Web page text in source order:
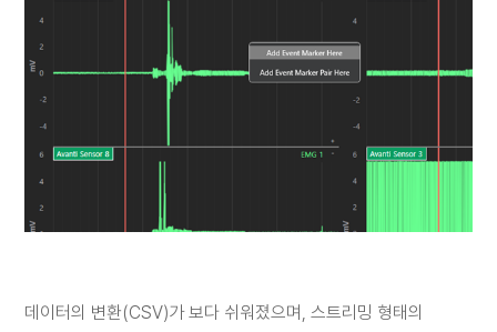
데이터의 변환(CSV)가 보다 쉬워졌으며 ,스트리밍 형태의